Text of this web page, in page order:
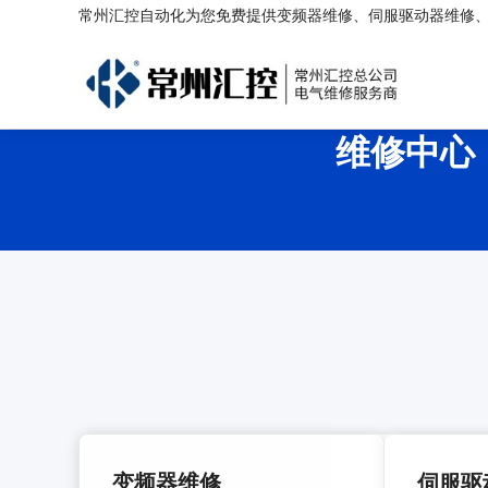
常州汇控自动化为您免费提供变频器维修 伺服驱动器维修
维修中心
变频器维修 伺服驱